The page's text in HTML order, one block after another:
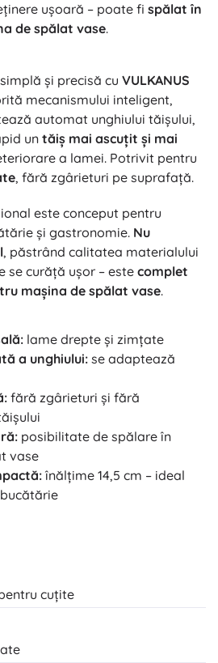
ușoară – poate fi spălat în
de spălat vase.
și precisă cu VULKANUS
mecanismului inteligent,
automat unghiului tăișului,
un tăiș mai ascuțit și mai
a lamei. Potrivit pentru
, fără zgârieturi pe suprafață.
este conceput pentru
și gastronomie. Nu
, păstrând calitatea materialului
se curăță ușor – estecomplet
mașina de spălat vase.
lame drepte și zimțate
a unghiului:se adaptează
fără zgârieturi și fără
posibilitate de spălare în
vase
înălțime 14,5 cm – ideal
cuțite